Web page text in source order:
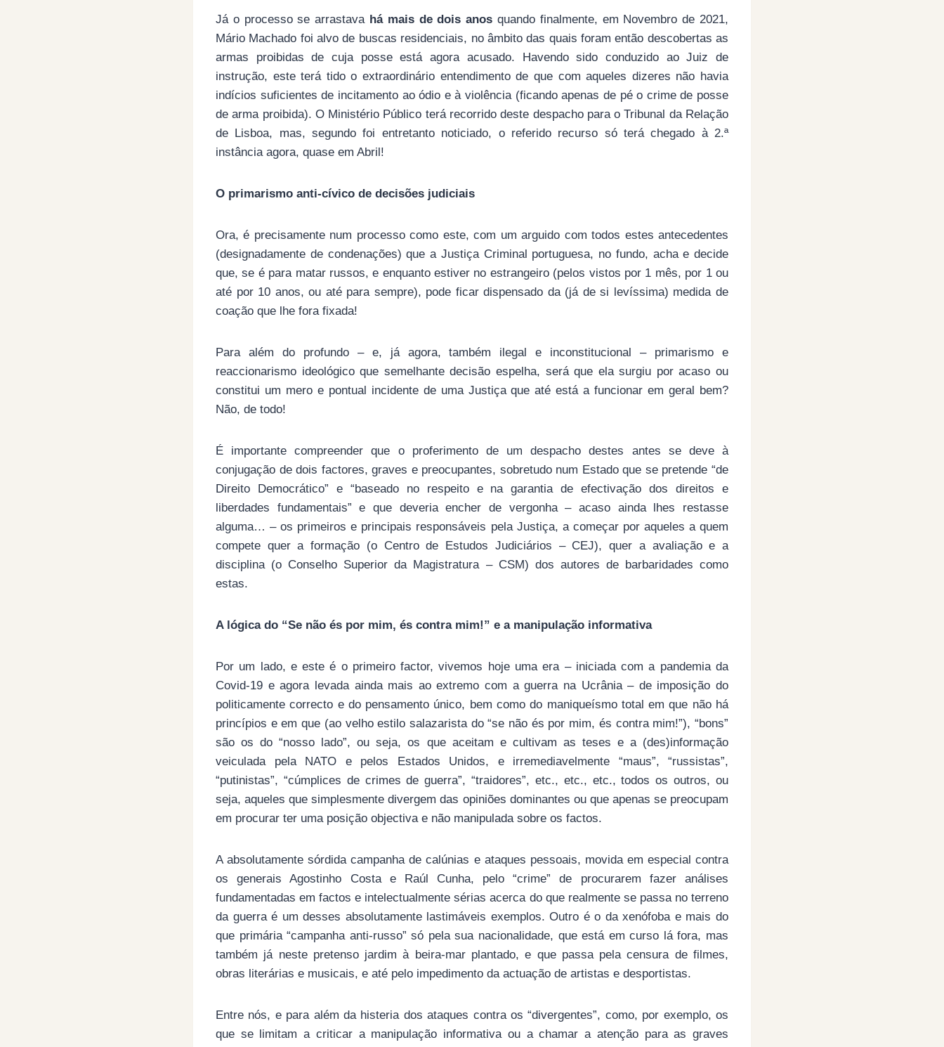
Já o processo se arrastava há mais de dois anos quando finalmente, em Novembro de 2021,
Mário Machado foi alvo de buscas residenciais, no âmbito das quais foram então descobertas as
armas proibidas de cuja posse está agora acusado. Havendo sido conduzido ao Juiz de
instrução, este terá tido o extraordinário entendimento de que com aqueles dizeres não havia
indícios suficientes de incitamento ao ódio e à violência (ficando apenas de pé o crime de posse
de arma proibida). O Ministério Público terá recorrido deste despacho para o Tribunal da Relação
de Lisboa, mas, segundo foi entretanto noticiado, o referido recurso só terá chegado à 2.ª
instância agora, quase em Abril!
O primarismo anti-cívico de decisões judiciais
Ora, é precisamente num processo como este, com um arguido com todos estes antecedentes
(designadamente de condenações) que a Justiça Criminal portuguesa, no fundo, acha e decide
que, se é para matar russos, e enquanto estiver no estrangeiro (pelos vistos por 1 mês, por 1 ou
até por 10 anos, ou até para sempre), pode ficar dispensado da (já de si levíssima) medida de
coação que lhe fora fixada!
Para além do profundo – e, já agora, também ilegal e inconstitucional – primarismo e
reaccionarismo ideológico que semelhante decisão espelha, será que ela surgiu por acaso ou
constitui um mero e pontual incidente de uma Justiça que até está a funcionar em geral bem?
Não, de todo!
É importante compreender que o proferimento de um despacho destes antes se deve à
conjugação de dois factores, graves e preocupantes, sobretudo num Estado que se pretende “de
Direito Democrático” e “baseado no respeito e na garantia de efectivação dos direitos e
liberdades fundamentais” e que deveria encher de vergonha – acaso ainda lhes restasse
alguma… – os primeiros e principais responsáveis pela Justiça, a começar por aqueles a quem
compete quer a formação (o Centro de Estudos Judiciários – CEJ), quer a avaliação e a
disciplina (o Conselho Superior da Magistratura – CSM) dos autores de barbaridades como
estas.
A lógica do “Se não és por mim, és contra mim!” e a manipulação informativa
Por um lado, e este é o primeiro factor, vivemos hoje uma era – iniciada com a pandemia da
Covid-19 e agora levada ainda mais ao extremo com a guerra na Ucrânia – de imposição do
politicamente correcto e do pensamento único, bem como do maniqueísmo total em que não há
princípios e em que (ao velho estilo salazarista do “se não és por mim, és contra mim!”), “bons”
são os do “nosso lado”, ou seja, os que aceitam e cultivam as teses e a (des)informação
veiculada pela NATO e pelos Estados Unidos, e irremediavelmente “maus”, “russistas”,
“putinistas”, “cúmplices de crimes de guerra”, “traidores”, etc., etc., etc., todos os outros, ou
seja, aqueles que simplesmente divergem das opiniões dominantes ou que apenas se preocupam
em procurar ter uma posição objectiva e não manipulada sobre os factos.
A absolutamente sórdida campanha de calúnias e ataques pessoais, movida em especial contra
os generais Agostinho Costa e Raúl Cunha, pelo “crime” de procurarem fazer análises
fundamentadas em factos e intelectualmente sérias acerca do que realmente se passa no terreno
da guerra é um desses absolutamente lastimáveis exemplos. Outro é o da xenófoba e mais do
que primária “campanha anti-russo” só pela sua nacionalidade, que está em curso lá fora, mas
também já neste pretenso jardim à beira-mar plantado, e que passa pela censura de filmes,
obras literárias e musicais, e até pelo impedimento da actuação de artistas e desportistas.
Entre nós, e para além da histeria dos ataques contra os “divergentes”, como, por exemplo, os
que se limitam a criticar a manipulação informativa ou a chamar a atenção para as graves